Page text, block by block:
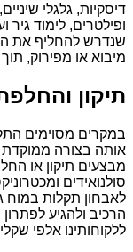
דיסקיות, גלגלי
ופילטרים, לימוד
שנדרש להחליף את
מיבוא או מפירוק,
תיקון
במקרים מסוימים
אותה בצורה ממוקדת
מבצעים תיקון או
לאבחון תקלות
הרכיב ולהגיע
ללקוחותינו אלפי